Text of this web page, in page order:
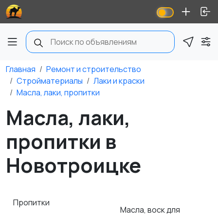
Главная
Ремонт и строительство
Стройматериалы
Лаки и краски
Масла, лаки, пропитки
Масла, лаки,
пропитки в
Новотроицке
Пропитки
Масла, воск для